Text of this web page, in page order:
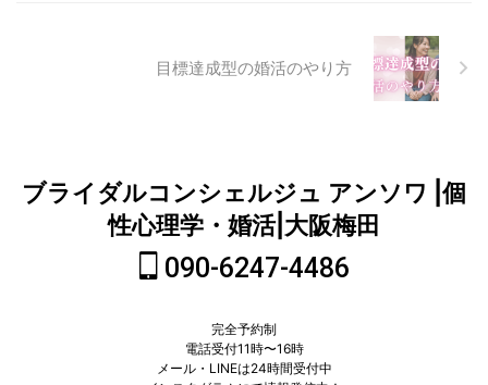
目標達成型の婚活のやり方
ブライダルコンシェルジュ アンソワ |個
性心理学・婚活|大阪梅田
090-6247-4486
完全予約制
電話受付11時〜16時
メール・LINEは24時間受付中